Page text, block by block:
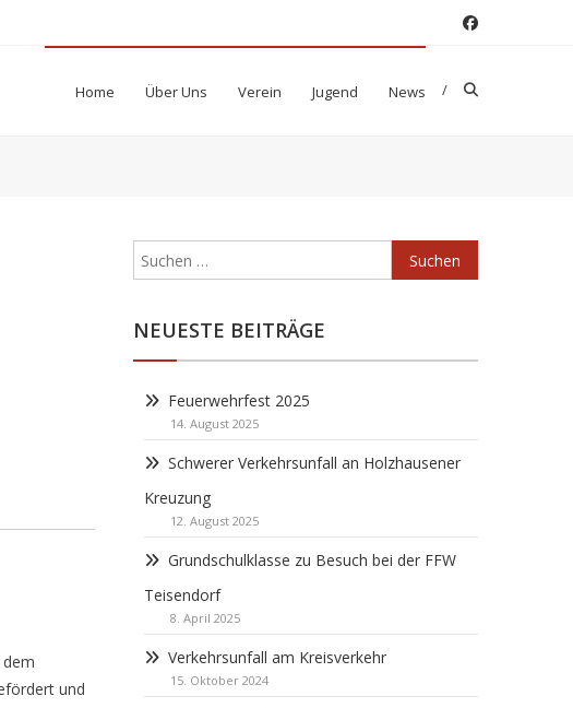
Home Über Uns Verein Jugend News
und
Suchen
nach:
NEUESTE BEITRÄGE
Feuerwehrfest 2025
14. August 2025
Schwerer Verkehrsunfall an Holzhausener
Kreuzung
12. August 2025
Grundschulklasse zu Besuch bei der FFW
Teisendorf
8. April 2025
Verkehrsunfall am Kreisverkehr
15. Oktober 2024